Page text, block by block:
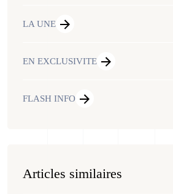
LA UNE
EN EXCLUSIVITE
FLASH INFO
Articles similaires